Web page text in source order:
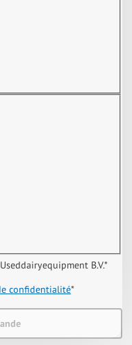
B.V.*
confidentialité*